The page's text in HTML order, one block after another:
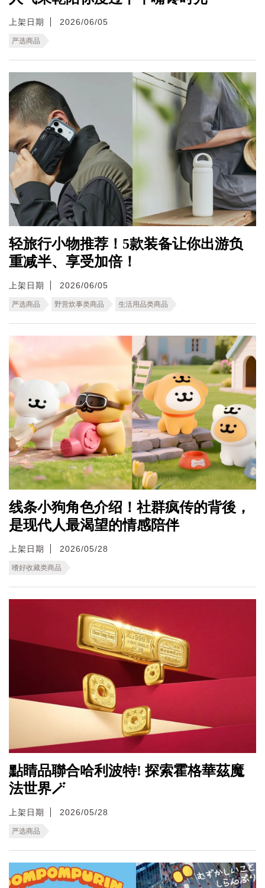
上架日期 2026/06/05
严选商品
轻旅行小物推荐！5款装备让你出游负
重减半、享受加倍！
上架日期 2026/06/05
严选商品 野营炊事类商品 生活用品类商品
线条小狗角色介绍！社群疯传的背後，
是现代人最渴望的情感陪伴
上架日期 2026/05/28
嗜好收藏类商品
點睛品聯合哈利波特! 探索霍格華茲魔
法世界🪄
上架日期 2026/05/28
严选商品